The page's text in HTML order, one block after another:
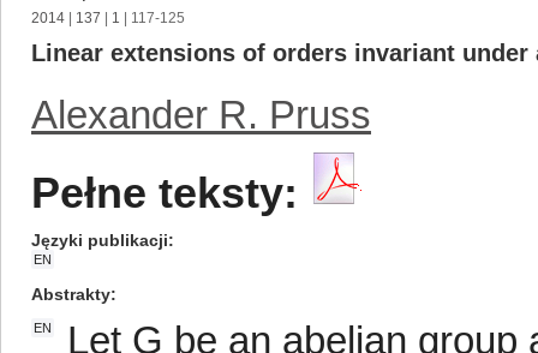
2014 137 1 | 117-125
Linear extensions of orders invariant
Alexander R. Pruss
Pełne teksty:
Języki publikacji
EN
Abstrakty
EN
Let G be an abelian